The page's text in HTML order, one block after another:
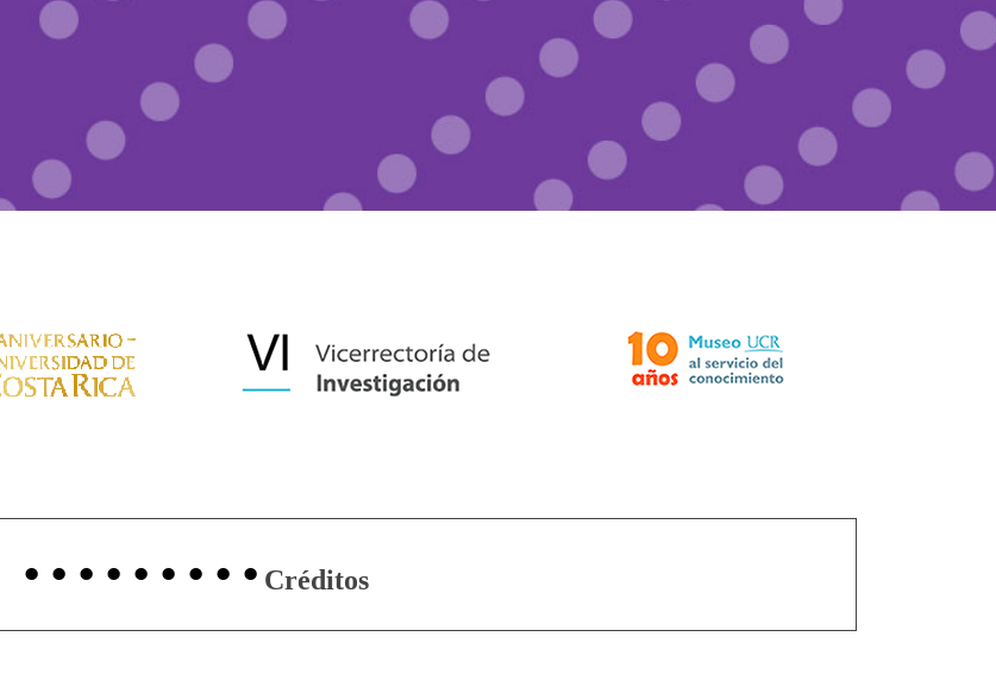
Créditos